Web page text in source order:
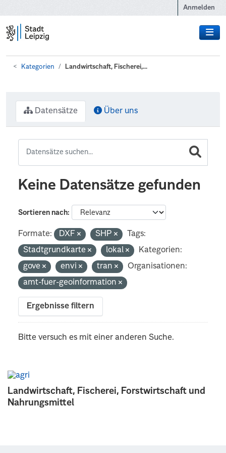
Anmelden
Kategorien Landwirtschaft, Fischerei,...
Landwirtschaft, Fischerei, Forstwirtschaft und
Nahrungsmittel
Datensätze Über uns
Keine Datensätze gefunden
Sortieren nach
Formate: DXF SHP
Tags:
Stadtgrundkarte
lokal
Kategorien:
gove
envi tran
Organisationen:
amt-fuer-geoinformation
Ergebnisse filtern
Bitte versuch es mit einer anderen Suche.